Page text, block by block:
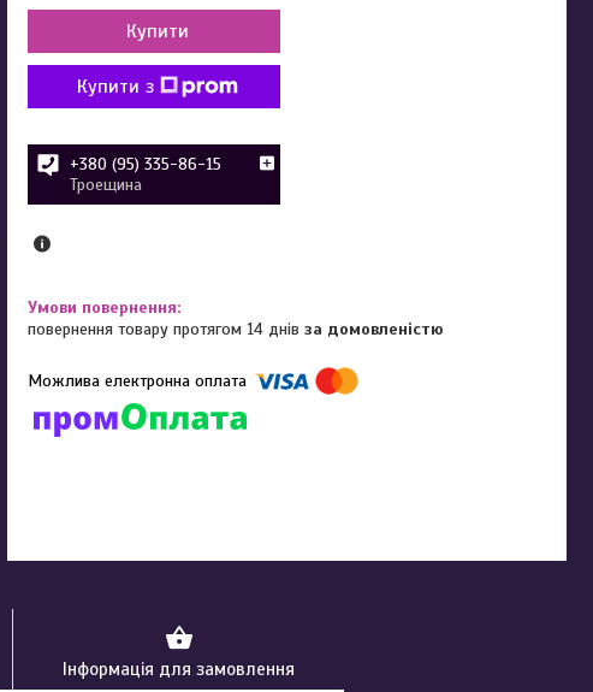
Купити
Купити з
+380 (95) 335-86-15
Троещина
повернення товару протягом 14 днівза домовленістю
Інформація для замовлення